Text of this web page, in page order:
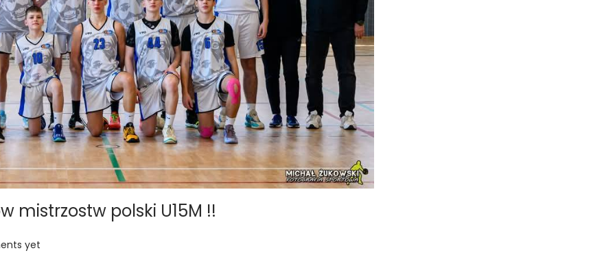
mistrzostw polski U15M !!
yet